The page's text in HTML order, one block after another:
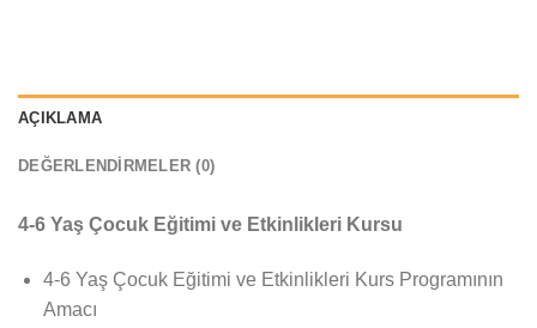
AÇIKLAMA
DEĞERLENDIRMELER (0)
4-6 Yaş Çocuk Eğitimi ve Etkinlikleri Kursu
4-6 Yaş Çocuk Eğitimi ve Etkinlikleri Kurs Programının
Amacı